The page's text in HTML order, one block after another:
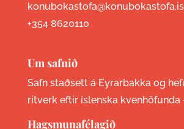
+354 8620110
Um safnið
Safn staðsett á Eyrarbakka og
ritverk eftir íslenska kvenhöfunda
Hagsmunafélagið